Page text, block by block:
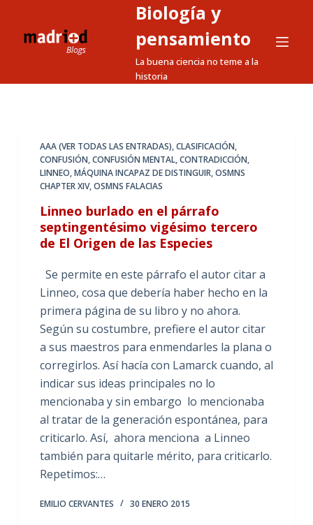
a
Biología y
pensamiento
La buena ciencia no teme a la
historia
AAA (VER TODAS LAS ENTRADAS),CLASIFICACIÓN,
CONFUSIÓN,CONFUSIÓN MENTAL,CONTRADICCIÓN,
LINNEO,MÁQUINA INCAPAZ DE DISTINGUIR,OSMNS
CHAPTER XIV,OSMNS FALACIAS
Linneo burlado en el párrafo
septingentésimo vigésimo tercero
de El Origen de las Especies
Se permite en este párrafo el autor citar a
Linneo, cosa que debería haber hecho en la
primera página de su libro y no ahora.
Según su costumbre, prefiere el autor citar
a sus maestros para enmendarles la plana o
corregirlos. Así hacía con Lamarck cuando, al
indicar sus ideas principales no lo
mencionaba y sin embargo lo mencionaba
al tratar de la generación espontánea, para
criticarlo. Así, ahora menciona a Linneo
también para quitarle mérito, para criticarlo.
Repetimos:…
EMILIO CERVANTES 30 ENERO 2015